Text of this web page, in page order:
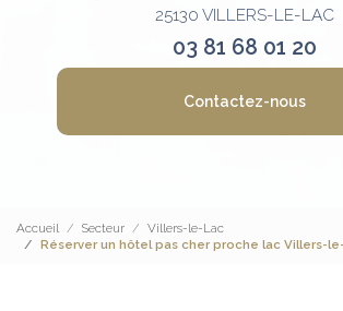
25130 VILLERS-LE-LAC
03 81 68 01 20
Contactez-nous
Accueil Secteur
Villers-le-Lac
Réserver un hôtel pas cher proche lac Villers-